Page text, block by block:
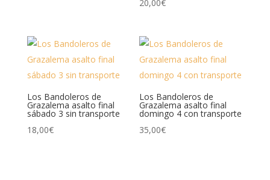
20,00€
Los Bandoleros de
Grazalema asalto final
sábado 3 sin transporte
18,00€
Los Bandoleros de
Grazalema asalto final
domingo 4 con transporte
35,00€